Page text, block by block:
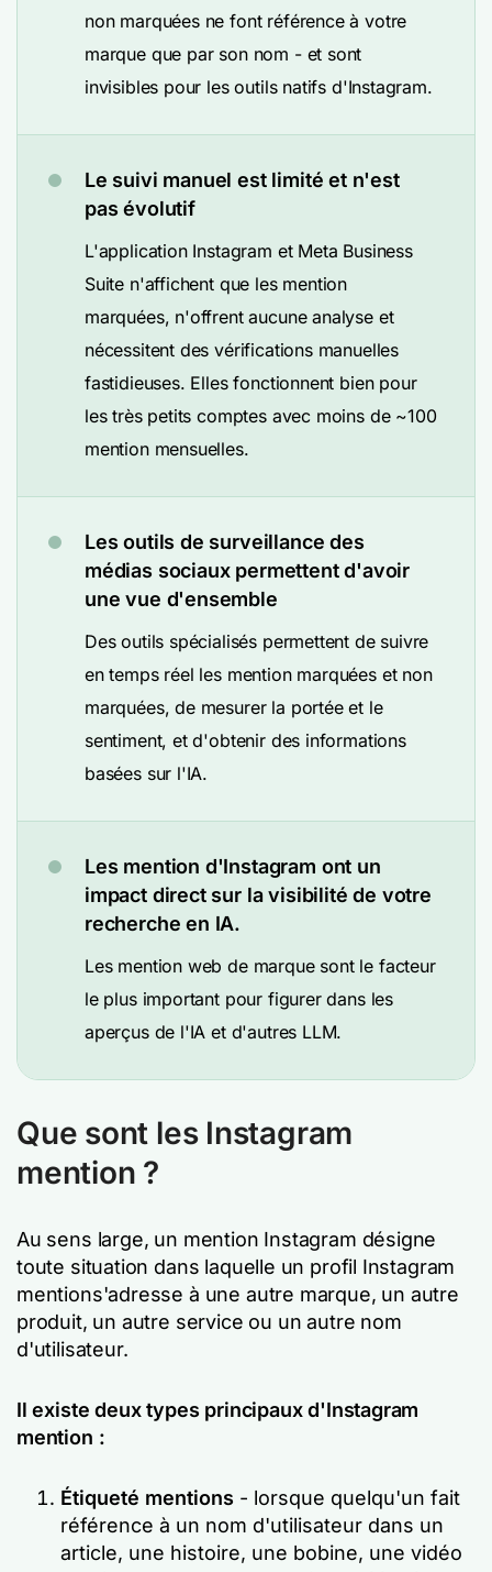
non marquées ne font référence à votre
marque que par son nom - et sont
invisibles pour les outils natifs d'Instagram.
Le suivi manuel est limité et n'est
pas évolutif
L'application Instagram et Meta Business
Suite n'affichent que les mention
marquées, n'offrent aucune analyse et
nécessitent des vérifications manuelles
fastidieuses. Elles fonctionnent bien pour
les très petits comptes avec moins de ~100
mention mensuelles.
Les outils de surveillance des
médias sociaux permettent d'avoir
une vue d'ensemble
Des outils spécialisés permettent de suivre
en temps réel les mention marquées et non
marquées, de mesurer la portée et le
sentiment, et d'obtenir des informations
basées sur l'IA.
Les mention d'Instagram ont un
impact direct sur la visibilité de votre
recherche en IA.
Les mention web de marque sont le facteur
le plus important pour figurer dans les
aperçus de l'IA et d'autres LLM.
Que sont les Instagram
mention ?
Au sens large, un mention Instagram désigne
toute situation dans laquelle un profil Instagram
mentions'adresse à une autre marque, un autre
produit, un autre service ou un autre nom
d'utilisateur.
Il existe deux types principaux d'Instagram
mention :
Étiqueté mentions - lorsque quelqu'un fait
référence à un nom d'utilisateur dans un
article, une histoire, une bobine, une vidéo